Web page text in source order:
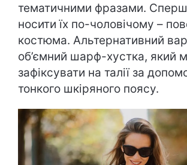
тематичними фразами.
носити їх по-чоловічому –
костюма. Альтернативний
об’ємний шарф-хустка, який
зафіксувати на талії за
тонкого шкіряного поясу.